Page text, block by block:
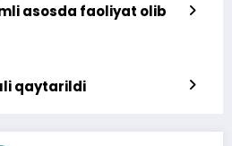
asosda faoliyat olib
qaytarildi